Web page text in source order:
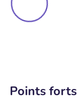
Points forts